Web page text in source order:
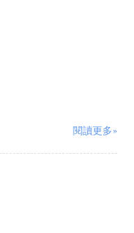
閱讀更多»